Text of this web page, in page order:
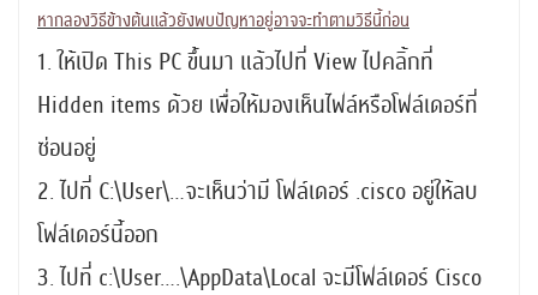
หากลองวิธีข้างต้นแล้วยังพบปัญหาอยู่อาจจะทำตามวิธีนี้ก่อน
1. ให้เปิด This PC ขึ้นมา แล้วไปที่ View ไปคลิ้กที่
Hidden items ด้วย เพื่อให้มองเห็นไฟล์หรือโฟล์เดอร์ที่
ซ่อนอยู่
2. ไปที่ C:\User\…จะเห็นว่ามี โฟล์เดอร์ .cisco อยู่ให้ลบ
โฟล์เดอร์นี้ออก
3. ไปที่ c:\User….\AppData\Local จะมีโฟล์เดอร์ Cisco